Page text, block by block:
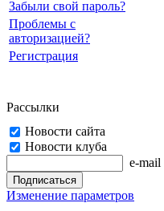
Забыли свой пароль?
Проблемы с
авторизацией?
Регистрация
Рассылки
Новости сайта
Новости клуба
e-mail
Изменение параметров